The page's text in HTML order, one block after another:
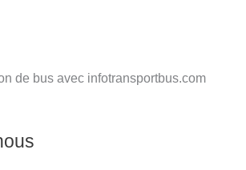
de bus avec infotransportbus.com